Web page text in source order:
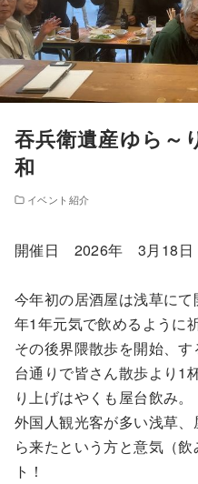
吞兵衛遺産ゆら～
和
イベント紹介
開催日 2026年 3月18日
今年初の居酒屋は浅草に
年1年元気で飲めるように祈
その後界隈散歩を開始、
台通りで皆さん散歩より1
り上げはやくも屋台飲み。
外国人観光客が多い浅草
ら来たという方と意気（
ト！